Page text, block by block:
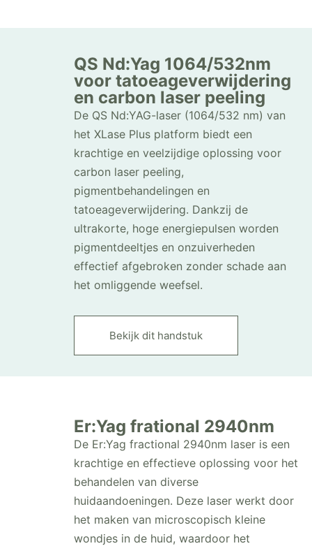
QS Nd:Yag 1064/532nm
voor tatoeageverwijdering
en carbon laser peeling
De QS Nd:YAG-laser (1064/532 nm) van
het XLase Plus platform biedt een
krachtige en veelzijdige oplossing voor
carbon laser peeling,
pigmentbehandelingen en
tatoeageverwijdering. Dankzij de
ultrakorte, hoge energiepulsen worden
pigmentdeeltjes en onzuiverheden
effectief afgebroken zonder schade aan
het omliggende weefsel.
Bekijk dit handstuk
Er:Yag frational 2940nm
De Er:Yag fractional 2940nm laser is een
krachtige en effectieve oplossing voor het
behandelen van diverse
huidaandoeningen. Deze laser werkt door
het maken van microscopisch kleine
wondjes in de huid, waardoor het